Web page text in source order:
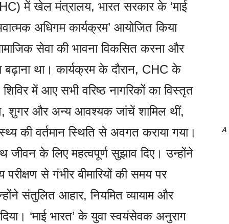
में खेल मंत्रालय, भारत सरकार के ‘माई
अधिगम कार्यक्रम’ आयोजित किया
सेवा की भावना विकसित करना और
था। कार्यक्रम के दौरान, CHC के
में आए सभी वरिष्ठ नागरिकों का विस्तृत
शुगर और अन्य आवश्यक जांचें शामिल थीं,
की वर्तमान स्थिति से अवगत कराया गया।
जीवन के लिए महत्वपूर्ण सुझाव दिए। उन्होंने
से गंभीर बीमारियों की समय पर
संतुलित आहार, नियमित व्यायाम और
‘माई भारत’ के युवा स्वयंसेवक अनुराग
A